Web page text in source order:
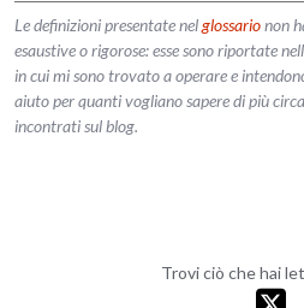
Le definizioni presentate nelglossarionon
esaustive o rigorose: esse sono riportate
in cui mi sono trovato a operare e
aiuto per quanti vogliano sapere di più
incontrati sul blog.
Trovi ciò che hai